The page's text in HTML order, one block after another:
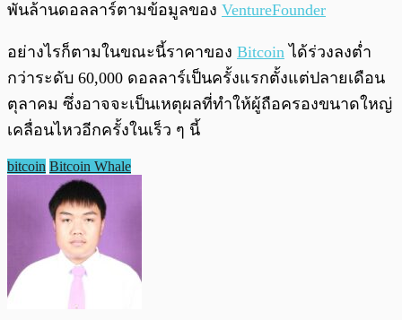
พันล้านดอลลาร์ตามข้อมูลของ VentureFounder
อย่างไรก็ตามในขณะนี้ราคาของ Bitcoin ได้ร่วงลงต่ำ
กว่าระดับ 60,000 ดอลลาร์เป็นครั้งแรกตั้งแต่ปลายเดือน
ตุลาคม ซึ่งอาจจะเป็นเหตุผลที่ทำให้ผู้ถือครองขนาดใหญ่
เคลื่อนไหวอีกครั้งในเร็ว ๆ นี้
bitcoin Bitcoin Whale